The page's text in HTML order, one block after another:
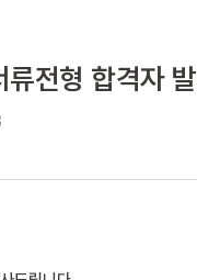
전형 합격자